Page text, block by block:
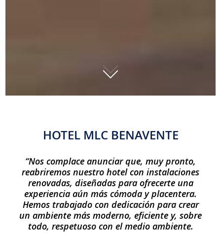
01
HOTEL MLC BENAVENTE
“Nos complace anunciar que, muy pronto,
reabriremos nuestro hotel con instalaciones
renovadas, diseñadas para ofrecerte una
experiencia aún más cómoda y placentera.
Hemos trabajado con dedicación para crear
un ambiente más moderno, eficiente y, sobre
todo, respetuoso con el medio ambiente.